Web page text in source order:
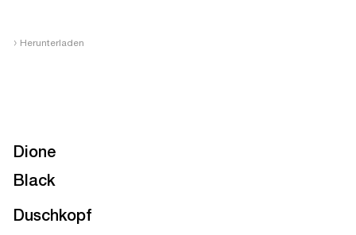
› Herunterladen
Dione
Black
Duschkopf